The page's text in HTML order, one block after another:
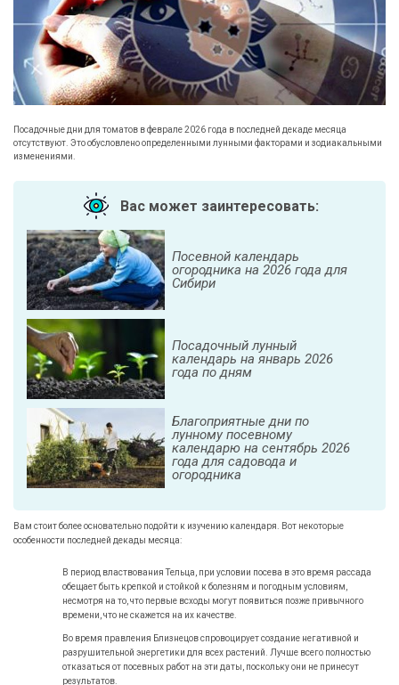
Посадочные дни для томатов в феврале2026 года в последней декаде месяца
отсутствуют. Это обусловлено определенными лунными факторами и зодиакальными
изменениями.
Вас может заинтересовать:
Посевной календарь
огородника на 2026 года для
Сибири
Посадочный лунный
календарь на январь 2026
года по дням
Благоприятные дни по
лунному посевному
календарю на сентябрь 2026
года для садовода и
огородника
Вам стоит более основательно подойти к изучению календаря. Вот некоторые
особенности последней декады месяца:
В период властвования Тельца, при условии посева в это время рассада
обещает быть крепкой и стойкой к болезням и погодным условиям,
несмотря на то, что первые всходы могут появиться позже привычного
времени, что не скажется на их качестве.
Во время правления Близнецов спровоцирует создание негативной и
разрушительной энергетики для всех растений. Лучше всего полностью
отказаться от посевных работ на эти даты, поскольку они не принесут
результатов.